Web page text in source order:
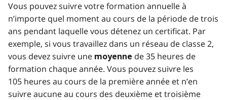
Vous pouvez suivre votre formation annuelle à
n’importe quel moment au cours de la période de trois
ans pendant laquelle vous détenez un certificat. Par
exemple, si vous travaillez dans un réseau de classe 2,
vous devez suivre une moyenne de 35 heures de
formation chaque année. Vous pouvez suivre les
105 heures au cours de la première année et n’en
suivre aucune au cours des deuxième et troisième